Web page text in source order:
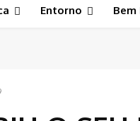
Entorno Bem